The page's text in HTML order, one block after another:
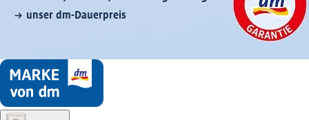
unser dm-Dauerpreis